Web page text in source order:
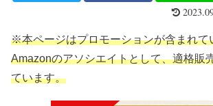
※本ページはプロモーションが含まれて
Amazonのアソシエイトとして、適格販
ています。